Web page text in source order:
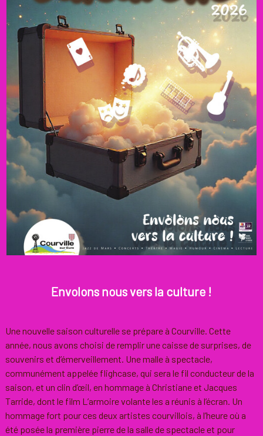
Envolons nous vers la culture !
Une nouvelle saison culturelle se prépare à Courville. Cette
année, nous avons choisi de remplir une caisse de surprises, de
souvenirs et d’émerveillement. Une malle à spectacle,
communément appelée flighcase, qui sera le fil conducteur de la
saison, et un clin d’œil, en hommage à Christiane et Jacques
Tarride, dont le film L’armoire volante les a réunis à l’écran. Un
hommage fort pour ces deux artistes courvillois, à l’heure où a
été posée la première pierre de la salle de spectacle et pour